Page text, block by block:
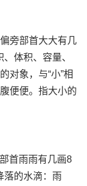
旁部首大大有几
体积、容量、
对象，与“小”相
便便。指大小的
首雨雨有几画8
落的水滴：雨